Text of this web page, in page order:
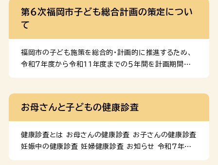
ト、自宅での安全対策などをまとめました。 生後７～８か
月の赤ちゃんガイド 寝返りやお座り等、行動範囲が広が
第６次福岡市子ども総合計画の策定につい
て
福岡市の子ども施策を総合的・計画的に推進するため、
令和７年度から令和11年度までの５年間を計画期間とす
さしい概要版）（PDF：5 MB） 本編 第６次福岡市子ど
も総合計画（PDF：7 MB） <分割版> 計画の検討経
過 パブリック・コメントの実施結果について 計画を策定
するにあたり、広く市民の意見を聴くため、原案に対する
お母さんと子どもの健康診査
健康診査とは お母さんの健康診査 お子さんの健康診査
妊娠中の健康診査 妊婦健康診査 お知らせ 令和7年4